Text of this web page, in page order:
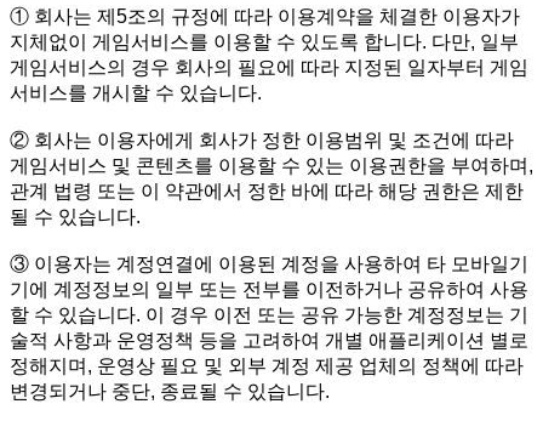
① 회사는 제5조의 규정에 따라 이용계약을 체결한 이용자가
지체없이 게임서비스를 이용할 수 있도록 합니다. 다만, 일부
게임서비스의 경우 회사의 필요에 따라 지정된 일자부터 게임
서비스를 개시할 수 있습니다.
② 회사는 이용자에게 회사가 정한 이용범위 및 조건에 따라
게임서비스 및 콘텐츠를 이용할 수 있는 이용권한을 부여하며,
관계 법령 또는 이 약관에서 정한 바에 따라 해당 권한은 제한
될 수 있습니다.
③ 이용자는 계정연결에 이용된 계정을 사용하여 타 모바일기
기에 계정정보의 일부 또는 전부를 이전하거나 공유하여 사용
할 수 있습니다. 이 경우 이전 또는 공유 가능한 계정정보는 기
술적 사항과 운영정책 등을 고려하여 개별 애플리케이션 별로
정해지며, 운영상 필요 및 외부 계정 제공 업체의 정책에 따라
변경되거나 중단, 종료될 수 있습니다.